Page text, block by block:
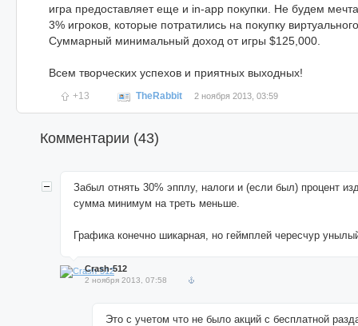
игра предоставляет еще и in-app покупки. Не будем
3% игроков, которые потратились на покупку
Суммарный минимальный доход от игры $125,000.
Всем творческих успехов и приятных выходных!
+13 TheRabbit 2 ноября 2013, 03:59
Комментарии (43)
Забыл отнять 30% эпплу, налоги и (если был) процент
сумма минимум на треть меньше.
Графика конечно шикарная, но геймплей чересчур
Crash-512
2 ноября 2013, 07:58
Это с учетом что не было акций с бесплатной